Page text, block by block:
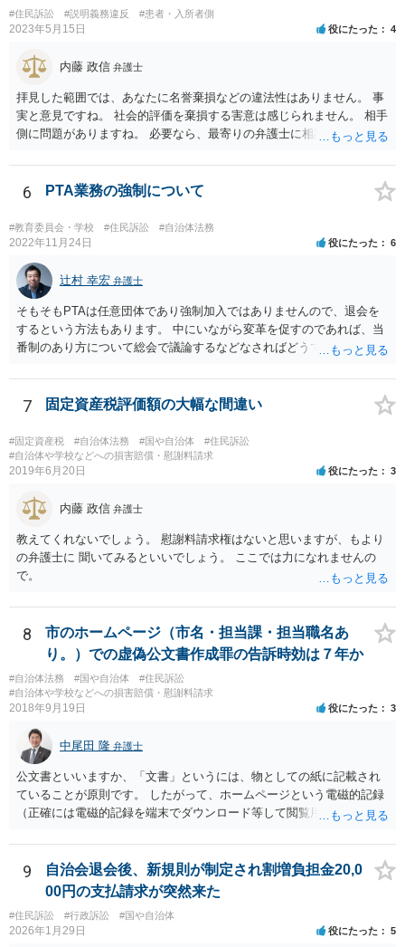
要があります。郵便を送らずに最初から裁判所に申し立てる方法もあ
りえます。 弁護士に依頼する場合、何を依頼するかということをよく
けでよいのかどうか（これだけなら数万円でしょう）、その後の交渉
を依頼するかどうか、請求金額との関係で、赤字になるかもしれない
ので、交渉の依頼はしないのか、など、検討すべき点はいろいろあり
ますので、まずは、お近くの弁護士に直接相談してみてください。
#住民訴訟 #説明義務違反 #患者・入所者側
2023年5月15日 役にたった 4
内藤 政信 弁護士
拝見した範囲では、あなたに名誉棄損などの違法性はありません。 事
実と意見ですね。 社会的評価を棄損する害意は感じられません。 相手
側に問題がありますね。 必要なら、最寄りの弁護士に相談して下さ
6 PTA業務の強制について
#教育委員会・学校 #住民訴訟 #自治体法務
2022年11月24日 役にたった 6
辻村 幸宏 弁護士
そもそもPTAは任意団体であり強制加入ではありませんので、退会を
するという方法もあります。 中にいながら変革を促すのであれば、当
番制のあり方について総会で議論するなどなさればどうでしょうか。
7 固定資産税評価額の大幅な間違い
#固定資産税 #自治体法務 #国や自治体
#住民訴訟
#自治体や学校などへの損害賠償・慰謝料請求
2019年6月20日 役にたった 3
内藤 政信 弁護士
教えてくれないでしょう。 慰謝料請求権はないと思いますが、もより
の弁護士に 聞いてみるといいでしょう。 ここでは力になれませんの
で。
8
市のホームページ（市名・担当課・担当職名あ
り。）での虚偽公文書作成罪の告訴時効は７年か
#自治体法務 #国や自治体
#住民訴訟
#自治体や学校などへの損害賠償・慰謝料請求
2018年9月19日 役にたった 3
中尾田 隆 弁護士
公文書といいますか、「文書」というには、物としての紙に記載され
ていることが原則です。 したがって、ホームページという電磁的記録
（正確には電磁的記録を端末でダウンロード等して閲覧用のソフトで
するか否かとなります。 また、自動計算シートが「権利、義務又は事
実証明に関する電磁的記録」に該当するか否かは、具体的な裁判とな
ったときに裁判所がどのように判断するかは予測できません。 私見で
すが、一般論としては、ホームページ上の自動計算シートはあくまで
参考の情報であり、何か手続きをするさいに具体的に算定することに
なると思われますので、「権利、義務又は事実証明に関する電磁的記
9
自治会退会後、新規則が制定され割増負担金20,0
00円の支払請求が突然来た
#住民訴訟 #行政訴訟 #国や自治体
2026年1月29日 役にたった 5